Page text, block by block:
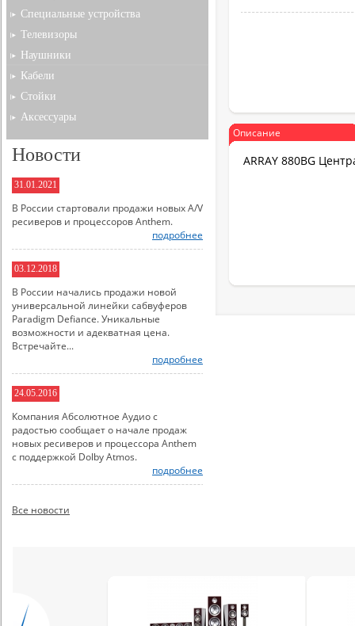
Описание
ARRAY 880BG
Специальные устройства
Телевизоры
Наушники
Кабели
Стойки
Аксессуары
Новости
31.01.2021
В России стартовали продажи новых A/V
ресиверов и процессоров Anthem.
подробнее
03.12.2018
В России начались продажи новой
универсальной линейки сабвуферов
Paradigm Defiance. Уникальные
возможности и адекватная цена.
Встречайте...
подробнее
24.05.2016
Компания Абсолютное Аудио с
радостью сообщает о начале продаж
новых ресиверов и процессора Anthem
с поддержкой Dolby Atmos.
подробнее
Все новости